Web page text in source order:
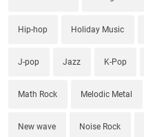
Hip-hop Holiday Music
J-pop Jazz K-Pop
Math Rock Melodic Metal
New wave Noise Rock